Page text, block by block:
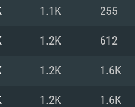
1.1K 255
1.2K 612
1.2K 1.6K
1.2K 1.6K